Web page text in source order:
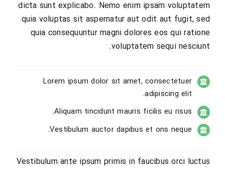
dicta sunt explicabo. Nemo enim ipsam voluptatem
quia voluptas sit aspernatur aut odit aut fugit, sed
quia consequuntur magni dolores eos qui ratione
voluptatem sequi nesciunt.
Lorem ipsum dolor sit amet, consectetuer
adipiscing elit.
Aliquam tincidunt mauris ficilis eu risus.
Vestibulum auctor dapibus et ons neque.
Vestibulum ante ipsum primis in faucibus orci luctus